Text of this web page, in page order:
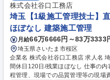
『ZOY』など。 【ZOYについて】
カジュアルブランド。コンセプトは
で、日本製にこだわり、リピーター
集職種 【名古屋】ゴルフウェアセレ
★未経験歓迎★
株式会社谷口工務店
埼玉【1級施工管理技士】
ほぼなし 建築施工管理
月給66万6666円～83万3333
埼玉県さいたま市桜区
企業名 株式会社谷口工務店 求人名 埼玉【1級施工管理技士】直行直帰/年
間休日120日/残業ほぼなし 仕事の内容 各現場の業者や資材の手配等の工
程管理、現場での品質管理等の現場